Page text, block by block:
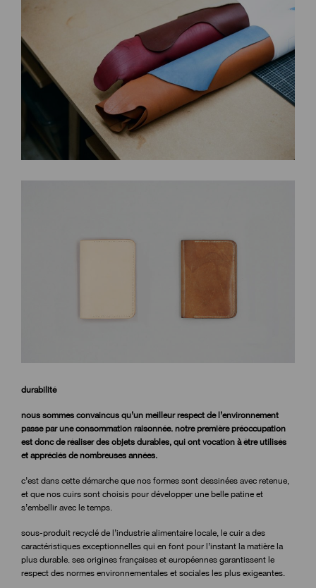
durabilité
nous sommes convaincus qu’un meilleur respect de l’environnement
passe par une consommation raisonnée. notre première préoccupation
est donc de réaliser des objets durables, qui ont vocation à être utilisés
et appréciés de nombreuses années.
c’est dans cette démarche que nos formes sont dessinées avec retenue,
et que nos cuirs sont choisis pour développer une belle patine et
s’embellir avec le temps.
sous-produit recyclé de l’industrie alimentaire locale, le cuir a des
caractéristiques exceptionnelles qui en font pour l’instant la matière la
plus durable. ses origines françaises et européennes garantissent le
respect des normes environnementales et sociales les plus exigeantes.